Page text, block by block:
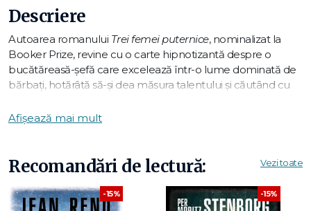
Descriere
Autoarea romanului Trei femei puternice, nominalizat la
Booker Prize, revine cu o carte hipnotizantă despre o
bucătăreasă-șefă care excelează într-o lume dominată de
bărbați, hotărâtă să-și dea măsura talentului și căutând cu
Povestea este spusă din perspectiva fostului ajutor în
Provenind dintr-o familie modestă și luptându-se să
satisfacă toate capriciile unei fiice indolente și
nerecunoscătoare, șefa a reușit prin forțe proprii să devină
una dintre cele mai rafinate experte în gastronomie.
Afișează mai mult
Recomandări de lectură: Vezi toate
-15% -15%